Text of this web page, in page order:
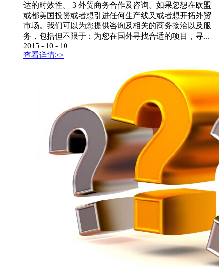
达的时效性。 3 外贸商务合作及咨询。如果您想在欧盟
或都美国投资或者想引进任何生产线又或者想开拓外贸
市场。我们可以为您提供咨询及相关的商务接洽以及服
务，包括但不限于：为您在国外寻找合适的项目，寻...
2015 - 10 - 10
查看详情>>